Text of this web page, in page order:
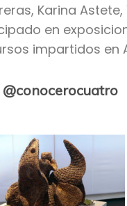
Karina
en
impartidos en
@conocerocuatro